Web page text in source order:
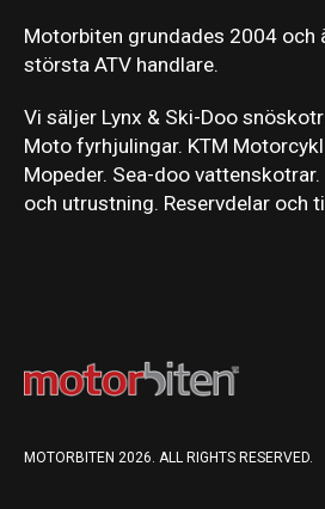
Motorbiten grundades 2004 och
största ATV handlare.
Vi säljer Lynx & Ski-Doo
Moto fyrhjulingar. KTM
Mopeder. Sea-doo vattenskotrar.
och utrustning. Reservdelar och
MOTORBITEN 2026. ALL RIGHTS RESERVED.